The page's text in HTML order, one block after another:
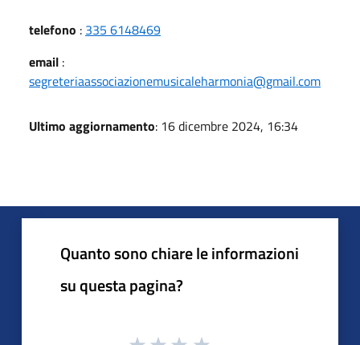
telefono : 335 6148469
email :
segreteriaassociazionemusicaleharmonia@gmail.com
Ultimo aggiornamento: 16 dicembre 2024, 16:34
Quanto sono chiare le informazioni
su questa pagina?